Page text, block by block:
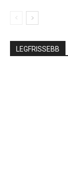
LEGFRISSEBB